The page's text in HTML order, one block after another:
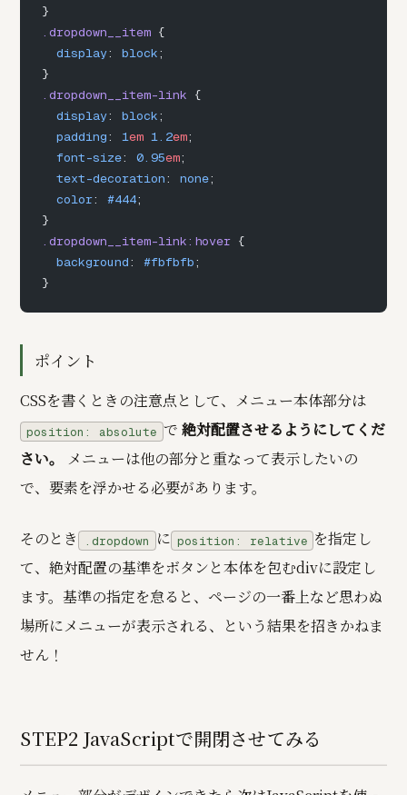
}
.dropdown__item {
  display
: block;
}
.dropdown__item-link {
  display
: block;
  padding
: 1em 1.2em;
  font-size
: 0.95em;
  text-decoration
: none;
  color
: #444;
}
.dropdown__item-link:hover {
  background
: #fbfbfb;
}
ポイント
CSSを書くときの注意点として、メニュー本体部分は
position: absolute で 絶対配置させるようにしてくだ
さい。
メニューは他の部分と重なって表示したいの
で、要素を浮かせる必要があります。
そのとき .dropdown に position: relative を指定し
て、絶対配置の基準をボタンと本体を包むdivに設定し
ます。基準の指定を怠ると、ページの一番上など思わぬ
場所にメニューが表示される、という結果を招きかねま
せん！
STEP2 JavaScriptで開閉させてみる